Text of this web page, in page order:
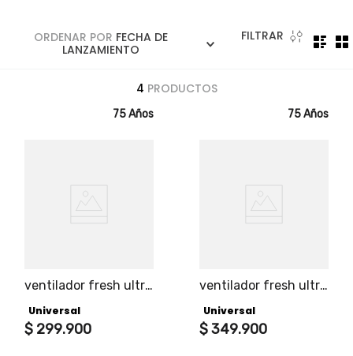
ORDENAR POR FECHA DE
LANZAMIENTO
FILTRAR
4 PRODUCTOS
75 Años
ventilador fresh ultra
pared 18"
Universal
$ 299.900
75 Años
ventilador fresh ultra
pared 18" + control
remoto
Universal
$349.900
cafetera